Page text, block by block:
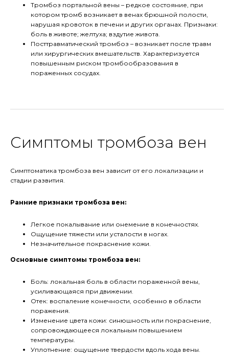
Тромбоз портальной вены – редкое состояние, при
котором тромб возникает в венах брюшной полости,
нарушая кровоток в печени и других органах. Признаки:
боль в животе; желтуха; вздутие живота.
Посттравматический тромбоз – возникает после травм
или хирургических вмешательств. Характеризуется
повышенным риском тромбообразования в
пораженных сосудах.
Симптомы тромбоза вен
Симптоматика тромбоза вен зависит от его локализации и
стадии развития.
Ранние признаки тромбоза вен:
Легкое покалывание или онемение в конечностях.
Ощущение тяжести или усталости в ногах.
Незначительное покраснение кожи.
Основные симптомы тромбоза вен:
Боль: локальная боль в области пораженной вены,
усиливающаяся при движении.
Отек: воспаление конечности, особенно в области
поражения.
Изменение цвета кожи: синюшность или покраснение,
сопровождающееся локальным повышением
температуры.
Уплотнение: ощущение твердости вдоль хода вены.